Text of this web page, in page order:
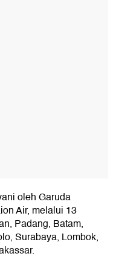
oleh Garuda
Air, melalui 13
Padang, Batam,
Surabaya, Lombok,